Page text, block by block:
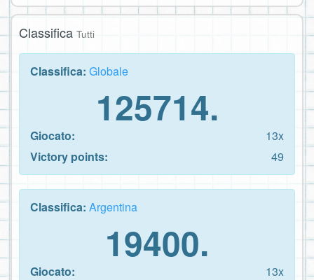
Classifica Tutti
Classifica: Globale
125714.
Giocato:
13x
Victory points:
49
Classifica: Argentina
19400.
Giocato:
13x